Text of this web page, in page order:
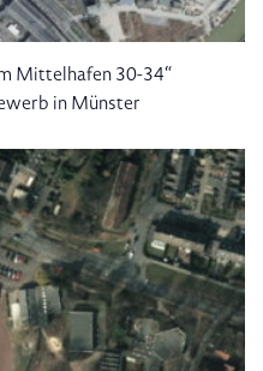
Mittelhafen 30-34“
in Münster